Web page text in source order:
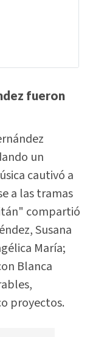
fueron
un
cautivó a
a las tramas
compartió
Susana
María;
Blanca
proyectos.